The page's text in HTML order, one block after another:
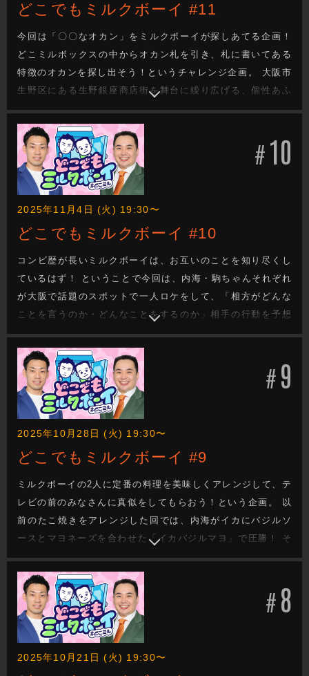
どこでもミルクボーイ #11
今回は「〇〇なオカン」をミルクボーイが探しあてる企画！
どこミルボックスの中からオカン札を引き、札に書いてある
特徴のオカンを探し出そう！というチャレンジ企画。 大阪市
生野区にある生野銀座商店街を舞台に繰り広げる、個性あふ
れるオカンたちとのランデブー！ ラストには、屈強なオカン
たちとミルクボーイが腕相撲対決！？ オカンたちとのガチン
コバトル！ 勝負の行方は！？
#10
2025年11月4日 (火) 19:30〜
どこでもミルクボーイ #10
コンビ歴が長いミルクボーイは、お互いのことを知り尽くし
ているはず！ ということで今回は、内海・駒ちゃんそれぞれ
が大阪で話題のスポットで一人ロケをして、「相方がどんな
ことを言うのか・どんなことをするのか」相手の行動を予想
し合ってもらいます。 一人ロケの場所となるのは、内海が
「うなぎつり 大阪屋」。 そして、駒ちゃんが「EDION なん
ば本店：忍者屋敷修行大作戦」。
#9
2025年10月28日 (火) 19:30〜
どこでもミルクボーイ #9
ミルクボーイの2人に定番の料理を美味しくアレンジして、テ
レビの前のみなさんに真似をしてもらおう！という企画。 以
前のたこ焼きをアレンジした回では、内海がイカにバジルソ
ースとマヨネーズを合わせた「イカバジルマヨ」で圧勝！ そ
して第2弾は「串カツ」に挑戦！「串家物語 ヨドバシ梅田
店」にご協力いただいて、ミルクボーイの2人が意外な食材を
使ってアレンジ串カツを作ります。
#8
2025年10月21日 (火) 19:30〜